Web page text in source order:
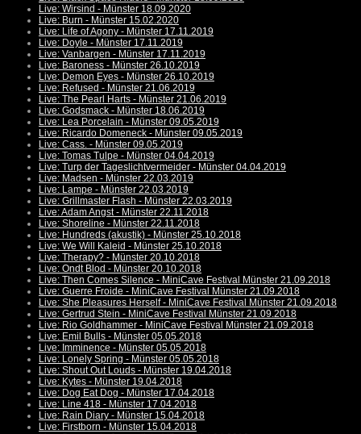
Live: Wirsind - Münster 18.09.2020
Live: Burn - Münster 15.02.2020
Live: Life of Agony - Münster 17.11.2019
Live: Doyle - Münster 17.11.2019
Live: Vanbargen - Münster 17.11.2019
Live: Baroness - Münster 26.10.2019
Live: Demon Eyes - Münster 26.10.2019
Live: Refused - Münster 21.06.2019
Live: The Pearl Harts - Münster 21.06.2019
Live: Godsmack - Münster 18.06.2019
Live: Lea Porcelain - Münster 09.05.2019
Live: Ricardo Domeneck - Münster 09.05.2019
Live: Cass. - Münster 09.05.2019
Live: Tomas Tulpe - Münster 04.04.2019
Live: Turp der Tageslichtvermeider - Münster 04.04.2019
Live: Madsen - Münster 22.03.2019
Live: Lampe - Münster 22.03.2019
Live: Grillmaster Flash - Münster 22.03.2019
Live: Adam Angst - Münster 22.11.2018
Live: Shoreline - Münster 22.11.2018
Live: Hundreds (akustik) - Münster 25.10.2018
Live: We Will Kaleid - Münster 25.10.2018
Live: Therapy? - Münster 20.10.2018
Live: Ondt Blod - Münster 20.10.2018
Live: Then Comes Silence - MiniCave Festival Münster 21.09.2018
Live: Guerre Froide - MiniCave Festival Münster 21.09.2018
Live: She Pleasures Herself - MiniCave Festival Münster 21.09.2018
Live: Gertrud Stein - MiniCave Festival Münster 21.09.2018
Live: Rio Goldhammer - MiniCave Festival Münster 21.09.2018
Live: Emil Bulls - Münster 05.05.2018
Live: Imminence - Münster 05.05.2018
Live: Lonely Spring - Münster 05.05.2018
Live: Shout Out Louds - Münster 19.04.2018
Live: Kytes - Münster 19.04.2018
Live: Dog Eat Dog - Münster 17.04.2018
Live: Line 418 - Münster 17.04.2018
Live: Rain Diary - Münster 15.04.2018
Live: Firstborn - Münster 15.04.2018